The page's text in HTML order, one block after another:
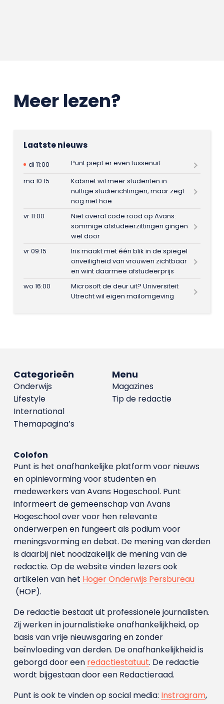
Meer lezen?
Laatste nieuws
di 11:00
Punt piept er even tussenuit
ma 10:15
Kabinet wil meer studenten in
nuttige studierichtingen, maar zegt
nog niet hoe
vr 11:00
Niet overal code rood op Avans:
sommige afstudeerzittingen gingen
wel door
vr 09:15
Iris maakt met één blik in de spiegel
onveiligheid van vrouwen zichtbaar
en wint daarmee afstudeerprijs
wo 16:00
Microsoft de deur uit? Universiteit
Utrecht wil eigen mailomgeving
Menu
Magazines
Tip de redactie
Categorieën
Onderwijs
Lifestyle
International
Themapagina’s
Colofon
Punt is het onafhankelijke platform voor nieuws
en opinievorming voor studenten en
medewerkers van Avans Hoge­school. Punt
informeert de gemeenschap van Avans
Hogeschool over voor hen relevante
onderwerpen en fungeert als podium voor
meningsvorming en debat. De mening van derden
is daarbij niet noodzakelijk de mening van de
redactie. Op de website vinden lezers ook
artikelen van het Hoger Onderwijs Persbureau
(HOP).
De redactie bestaat uit professionele journalisten.
Zij werken in journalistieke onafhankelijkheid, op
basis van vrije nieuwsgaring en zonder
beïnvloeding van derden. De onafhankelijkheid is
geborgd door een redactiestatuut. De redactie
wordt bijgestaan door een Redactieraad.
Punt is ook te vinden op social media: Instragram,